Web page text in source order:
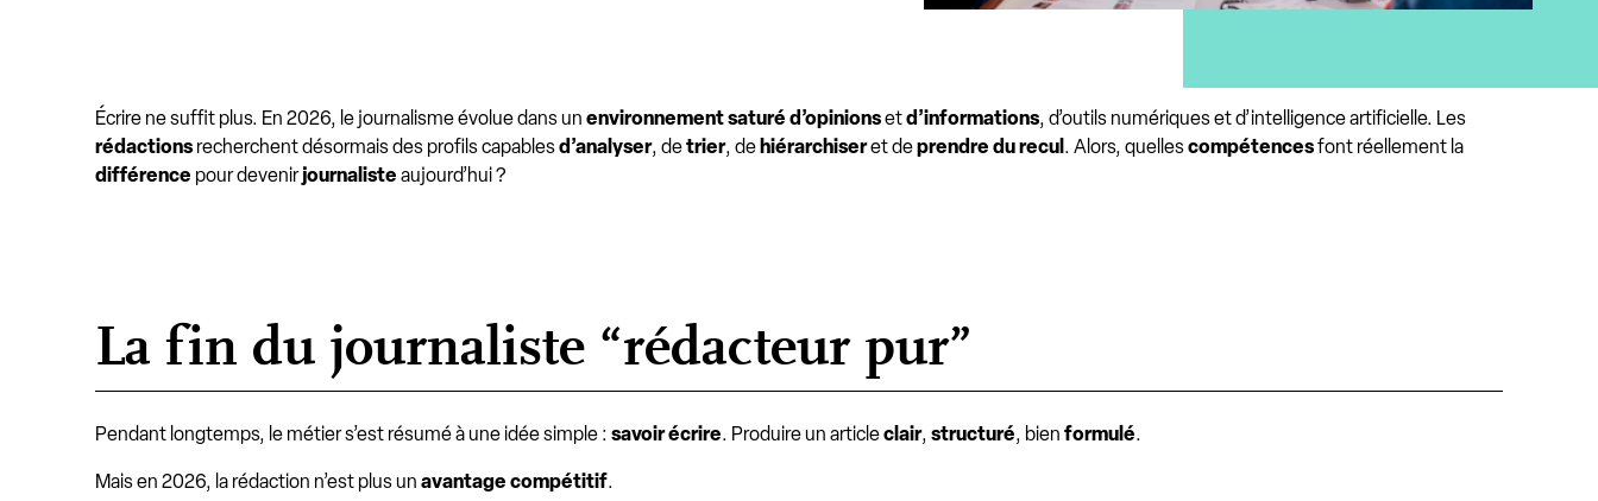
Écrire ne suffit plus. En 2026, le journalisme évolue dans un environnement saturé d’opinionsetd’informations, d’outils numériques et d’intelligence artificielle. Les
rédactions recherchent désormais des profils capablesd’analyser, detrier, de hiérarchiseret deprendre du recul . Alors, quellescompétencesfont réellement la
différence pour devenirjournaliste aujourd’hui ?
La fin du journaliste “rédacteur pur”
Pendant longtemps, le métier s’est résumé à une idée simple : savoir écrire. Produire un articleclair, structuré, bien formulé.
Mais en 2026, la rédaction n’est plus un avantage compétitif.